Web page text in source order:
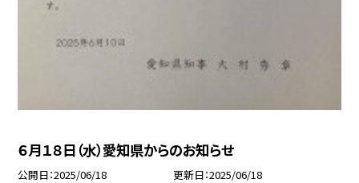
６月１８日（水）愛知県からのお知らせ
公開日 2025/06/18 更新日 2025/06/18